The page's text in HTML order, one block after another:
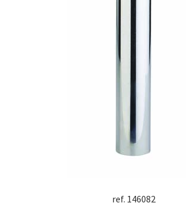
ref. 146082